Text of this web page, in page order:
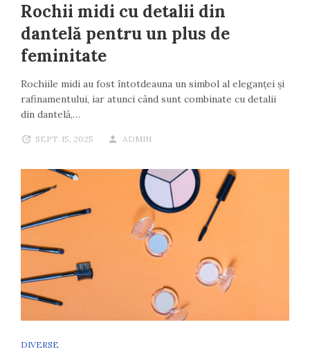
Rochii midi cu detalii din
dantelă pentru un plus de
feminitate
Rochiile midi au fost întotdeauna un simbol al eleganței și
rafinamentului, iar atunci când sunt combinate cu detalii
din dantelă,…
SEPT. 15, 2025 ADMIN
DIVERSE